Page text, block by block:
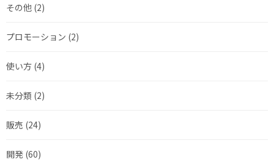
その他 (2)
プロモーション (2)
使い方 (4)
未分類 (2)
販売 (24)
開発 (60)